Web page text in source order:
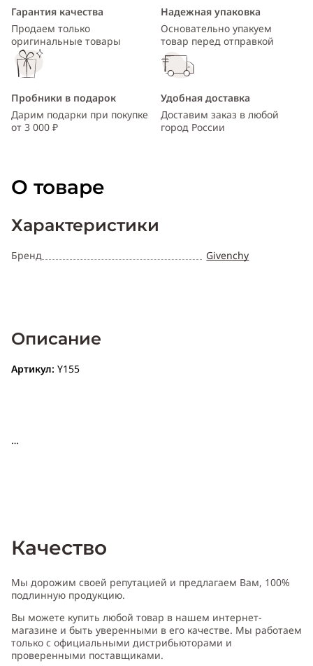
Гарантия качества
Продаем только
оригинальные товары
Надежная упаковка
Основательно упакуем
товар перед отправкой
Пробники в подарок
Дарим подарки при покупке
от 3 000 ₽
Удобная доставка
Доставим заказ в любой
город России
О товаре
Характеристики
Бренд Givenchy
Описание
Артикул: Y155
Качество
Мы дорожим своей репутацией и предлагаем Вам, 100%
подлинную продукцию.
Вы можете купить любой товар в нашем интернет-
магазине и быть уверенными в его качестве. Мы работаем
только с официальными дистрибьюторами и
проверенными поставщиками.